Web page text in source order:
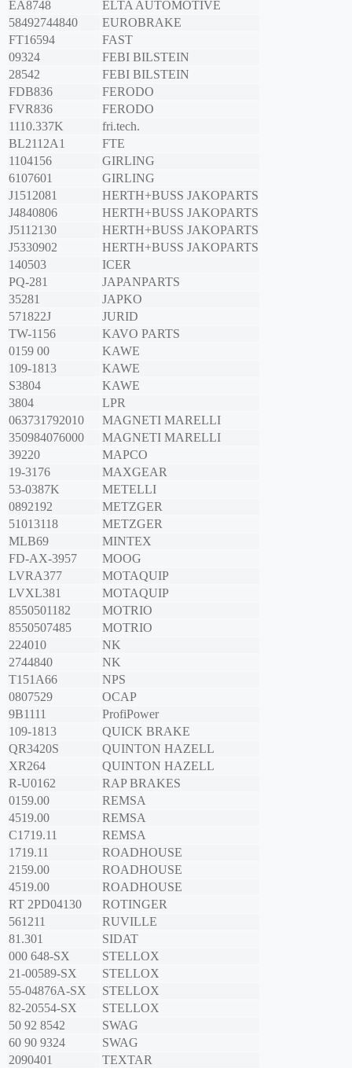
EA8748
ELTA AUTOMOTIVE
58492744840
EUROBRAKE
FT16594
FAST
09324
FEBI BILSTEIN
28542
FEBI BILSTEIN
FDB836
FERODO
FVR836
FERODO
1110.337K
fri.tech.
BL2112A1
FTE
1104156
GIRLING
6107601
GIRLING
J1512081
HERTH+BUSS JAKOPARTS
J4840806
HERTH+BUSS JAKOPARTS
J5112130
HERTH+BUSS JAKOPARTS
J5330902
HERTH+BUSS JAKOPARTS
140503
ICER
PQ-281
JAPANPARTS
35281
JAPKO
571822J
JURID
TW-1156
KAVO PARTS
0159 00
KAWE
109-1813
KAWE
S3804
KAWE
3804
LPR
063731792010
MAGNETI MARELLI
350984076000
MAGNETI MARELLI
39220
MAPCO
19-3176
MAXGEAR
53-0387K
METELLI
0892192
METZGER
51013118
METZGER
MLB69
MINTEX
FD-AX-3957
MOOG
LVRA377
MOTAQUIP
LVXL381
MOTAQUIP
8550501182
MOTRIO
8550507485
MOTRIO
224010
NK
2744840
NK
T151A66
NPS
0807529
OCAP
9B1111
ProfiPower
109-1813
QUICK BRAKE
QR3420S
QUINTON HAZELL
XR264
QUINTON HAZELL
R-U0162
RAP BRAKES
0159.00
REMSA
4519.00
REMSA
C1719.11
REMSA
1719.11
ROADHOUSE
2159.00
ROADHOUSE
4519.00
ROADHOUSE
RT 2PD04130
ROTINGER
561211
RUVILLE
81.301
SIDAT
000 648-SX
STELLOX
21-00589-SX
STELLOX
55-04876A-SX
STELLOX
82-20554-SX
STELLOX
50 92 8542
SWAG
60 90 9324
SWAG
2090401
TEXTAR